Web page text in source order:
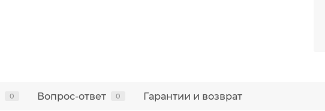
0 Вопрос-ответ 0 Гарантии и возврат